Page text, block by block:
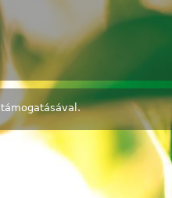
támogatásával.